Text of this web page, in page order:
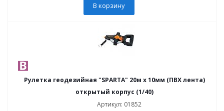
В корзину
Рулетка геодезийная "SPARTA" 20м х 10мм (ПВХ лента)
открытый корпус (1/40)
Артикул: 01852